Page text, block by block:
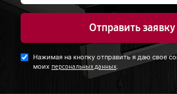
Отправить заявку
Нажимая на кнопку отправить я даю свое
моих персональных данных.